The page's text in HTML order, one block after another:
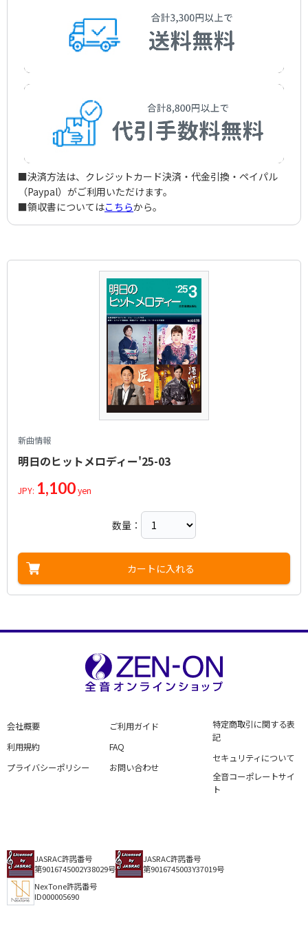
■決済方法は、クレジットカード決済・代金引換・ペイパル
（Paypal）がご利用いただけます。
■領収書についてはこちらから。
新曲情報
明日のヒットメロディー'25-03
JPY: 1,100yen
数量：
カートに入れる
会社概要
利用規約
プライバシーポリシー
ご利用ガイド
FAQ
お問い合わせ
特定商取引に関する表
記
セキュリティについて
全音コーポレートサイ
ト
JASRAC許諾番号
第9016745002Y38029号
JASRAC許諾番号
第9016745003Y37019号
NexTone許諾番号
ID000005690